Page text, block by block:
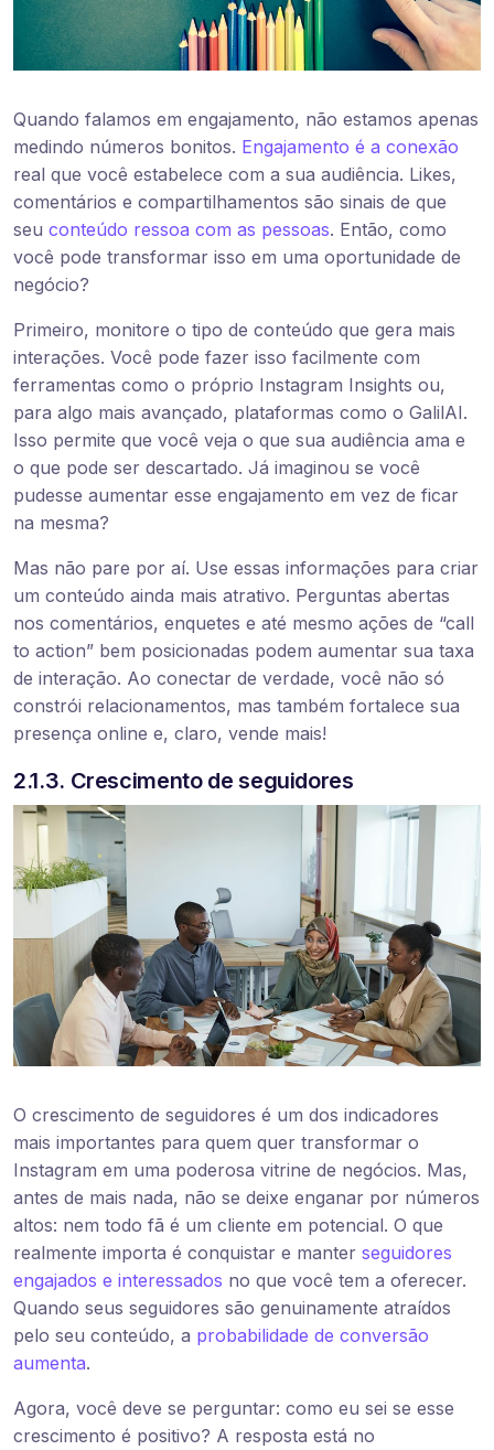
Quando falamos em engajamento, não estamos apenas
medindo números bonitos. Engajamento é a conexão
real que você estabelece com a sua audiência. Likes,
comentários e compartilhamentos são sinais de que
seu conteúdo ressoa com as pessoas. Então, como
você pode transformar isso em uma oportunidade de
negócio?
Primeiro, monitore o tipo de conteúdo que gera mais
interações. Você pode fazer isso facilmente com
ferramentas como o próprio Instagram Insights ou,
para algo mais avançado, plataformas como o GalilAI.
Isso permite que você veja o que sua audiência ama e
o que pode ser descartado. Já imaginou se você
pudesse aumentar esse engajamento em vez de ficar
na mesma?
Mas não pare por aí. Use essas informações para criar
um conteúdo ainda mais atrativo. Perguntas abertas
nos comentários, enquetes e até mesmo ações de “call
to action” bem posicionadas podem aumentar sua taxa
de interação. Ao conectar de verdade, você não só
constrói relacionamentos, mas também fortalece sua
presença online e, claro, vende mais!
2.1.3. Crescimento de seguidores
O crescimento de seguidores é um dos indicadores
mais importantes para quem quer transformar o
Instagram em uma poderosa vitrine de negócios. Mas,
antes de mais nada, não se deixe enganar por números
altos: nem todo fã é um cliente em potencial. O que
realmente importa é conquistar e manter seguidores
engajados e interessados no que você tem a oferecer.
Quando seus seguidores são genuinamente atraídos
pelo seu conteúdo, a probabilidade de conversão
aumenta.
Agora, você deve se perguntar: como eu sei se esse
crescimento é positivo? A resposta está no